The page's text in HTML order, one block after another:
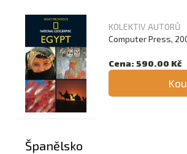
KOLEKTIV AUTORŮ
Computer Press,
Cena: 590.00 Kč
Španělsko